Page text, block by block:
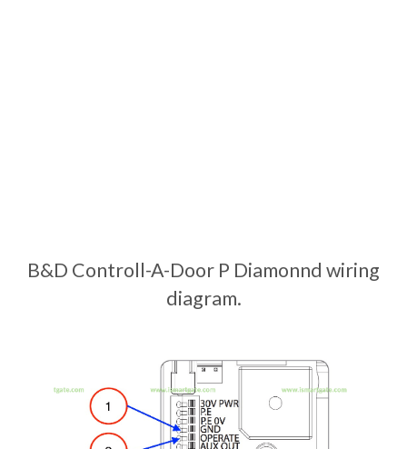
B&D Controll-A-Door P Diamonnd wiring
diagram.